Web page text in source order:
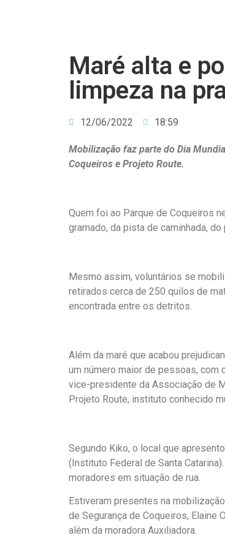
Maré alta e
limpeza na
12/06/2022 18:59
Mobilização faz parte do Dia
Coqueiros e Projeto Route.
Quem foi ao Parque de Coqueiros
gramado, da pista de caminhada,
Mesmo assim, voluntários se
retirados cerca de 250 quilos de
encontrada entre os detritos.
Além da maré que acabou
um número maior de pessoas, com
vice-presidente da Associação de
Projeto Route, instituto conhecido
Segundo Kiko, o local que
(Instituto Federal de Santa
moradores em situação de rua.
Estiveram presentes na
de Segurança de Coqueiros, Elaine
além da moradora Auxiliadora.